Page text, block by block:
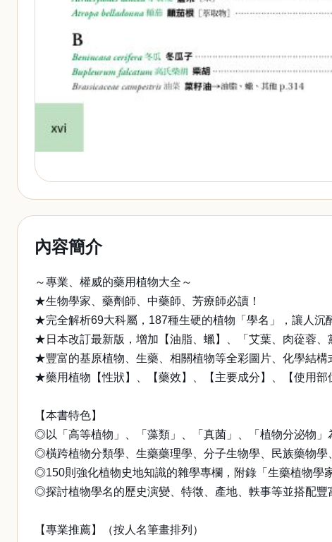
內容簡介
～專業、權威的藥用植物大全～
★生物學家、藥劑師、中藥師、芳療師必讀！
★完全解析69大科屬，187種生硬的植物「學名」，讓人沉
★日本改訂最新版，增加【油脂、蠟】、「艾葉、肉蓯蓉、
★豐富的基原植物、生藥、相關植物等全彩圖片、化學結構
★藥用植物【性狀】、【藥效】、【主要成分】、【使用部
【本書特色】
◎以「高等植物」、「藻類」、「真菌」、「植物分泌物」
◎橫跨植物分類學、生藥藥理學、分子生物學、民族藥物學
◎150則強化植物史地知識的雜學專欄，附錄「生藥植物學
◎探討植物學名的歷史演變、特徵、產地、軼事等並搭配豐
【專業推薦】（按人名筆畫排列）